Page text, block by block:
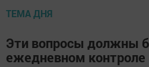
ТЕМА ДНЯ
Эти вопросы должны
ежедневном контроле